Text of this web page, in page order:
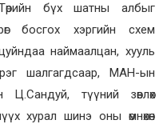
Төрийн бүх шатны албыг
босгох хэргийн схем
наймаалцан, хууль
шалгагдсаар, МАН-ын
түүний зөвлөх
хурал шинэ оны өмнөхөн